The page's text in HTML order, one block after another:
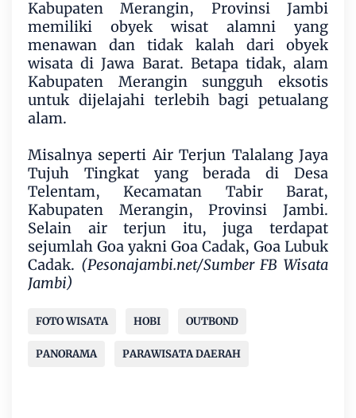
Kabupaten Merangin, Provinsi Jambi
memiliki obyek wisat alamni yang
menawan dan tidak kalah dari obyek
wisata di Jawa Barat. Betapa tidak, alam
Kabupaten Merangin sungguh eksotis
untuk dijelajahi terlebih bagi petualang
alam.
Misalnya seperti Air Terjun Talalang Jaya
Tujuh Tingkat yang berada di Desa
Telentam, Kecamatan Tabir Barat,
Kabupaten Merangin, Provinsi Jambi.
Selain air terjun itu, juga terdapat
sejumlah Goa yakni Goa Cadak, Goa Lubuk
Cadak. (Pesonajambi.net/Sumber FB Wisata
Jambi)
FOTO WISATA HOBI OUTBOND
PANORAMA PARAWISATA DAERAH